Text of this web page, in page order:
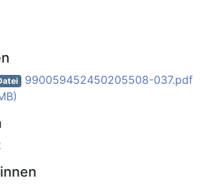
990059452450205508-037.pdf